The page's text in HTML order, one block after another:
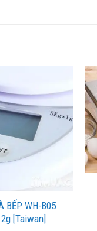
BẾP WH-B05
[Taiwan]